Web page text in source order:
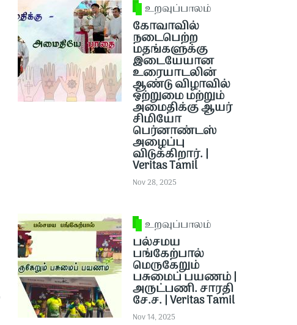
உறவுப்பாலம்
கோவாவில்
நடைபெற்ற
மதங்களுக்கு
இடையேயான
உரையாடலின்
ஆண்டு விழாவில்
ஒற்றுமை மற்றும்
அமைதிக்கு ஆயர்
சிமியோ
பெர்னாண்டஸ்
அழைப்பு
விடுக்கிறார். |
Veritas Tamil
Nov 28, 2025
உறவுப்பாலம்
பல்சமய
பங்கேற்பால்
மெருகேறும்
பசுமைப் பயணம் |
அருட்பணி. சாரதி
சே.ச. | Veritas Tamil
Nov 14, 2025